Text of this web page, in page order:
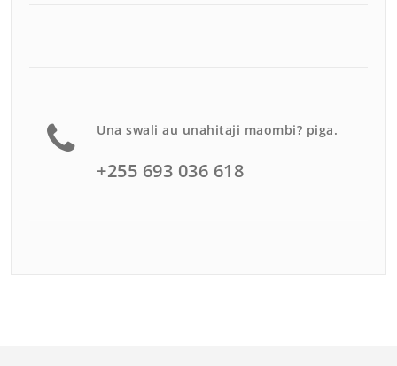
Una swali au unahitaji maombi? piga.
+255 693 036 618